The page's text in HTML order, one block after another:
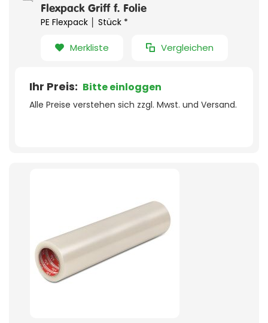
Flexpack Griff f. Folie
PE Flexpack │ Stück *
Merkliste Vergleichen
Ihr Preis: Bitte einloggen
Alle Preise verstehen sich zzgl. Mwst. und Versand.